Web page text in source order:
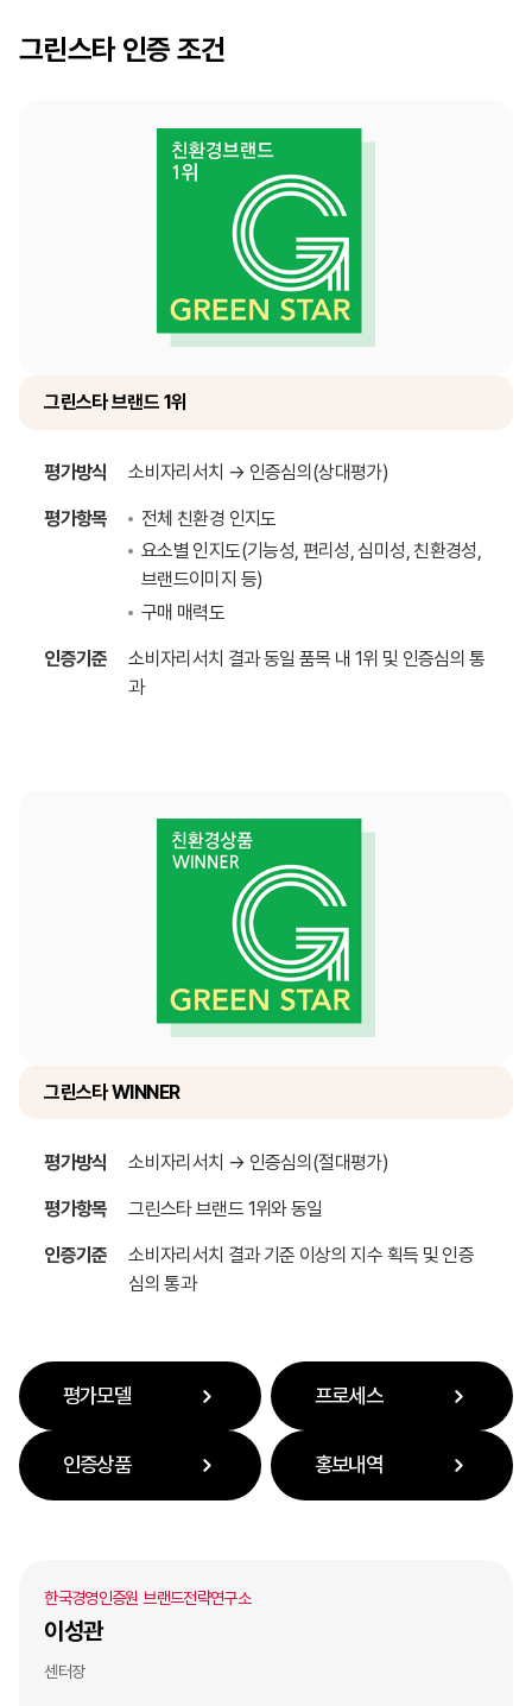
그린스타인증 조건
그린스타 브랜드 1위
평가방식 소비자리서치 → 인증심의(상대평가)
평가항목
전체 친환경 인지도
요소별 인지도(기능성, 편리성, 심미성, 친환경성,
브랜드이미지 등)
구매 매력도
인증기준
소비자리서치 결과 동일 품목 내 1위 및 인증심의 통
과
그린스타 WINNER
평가방식 소비자리서치 → 인증심의(절대평가)
평가항목 그린스타 브랜드 1위와 동일
인증기준
소비자리서치 결과 기준 이상의 지수 획득 및 인증
심의 통과
평가모델 프로세스
인증상품 홍보내역
한국경영인증원 브랜드전략연구소
이성관
센터장